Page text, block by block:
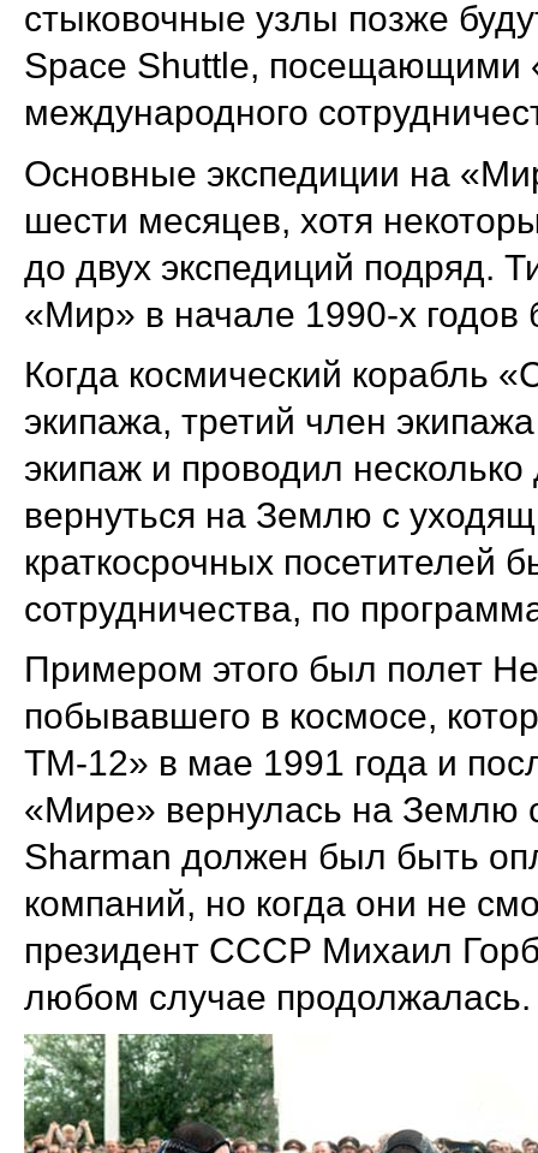
стыковочные узлы позже
Space Shuttle, посещающими
международного
Основные экспедиции на
шести месяцев, хотя
до двух экспедиций подряд.
«Мир» в начале 1990-х годов
Когда космический корабль
экипажа, третий член
экипаж и проводил
вернуться на Землю с
краткосрочных посетителей
сотрудничества, по
Примером этого был полет
побывавшего в космосе,
ТМ-12» в мае 1991 года и
«Мире» вернулась на Землю
Sharman должен был быть
компаний, но когда они не
президент СССР Михаил
любом случае продолжалась.